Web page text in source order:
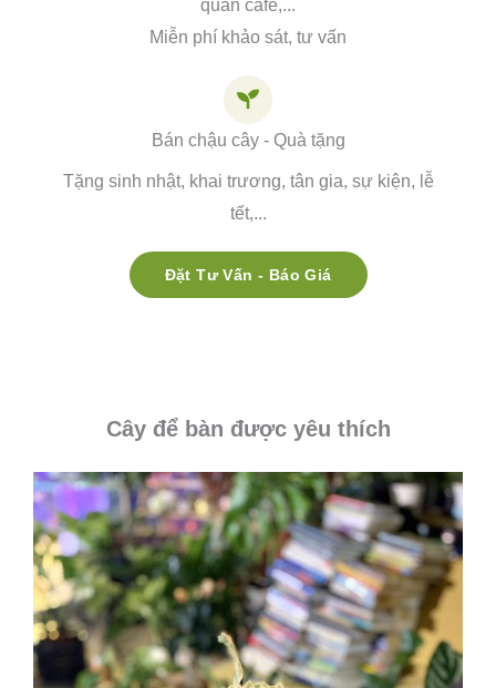
quán cafe,...
Miễn phí khảo sát, tư vấn
Bán chậu cây - Quà tặng
Tặng sinh nhật, khai trương, tân gia, sự kiện, lễ
tết,...
Đặt Tư Vấn - Báo Giá
Cây để bàn được yêu thích